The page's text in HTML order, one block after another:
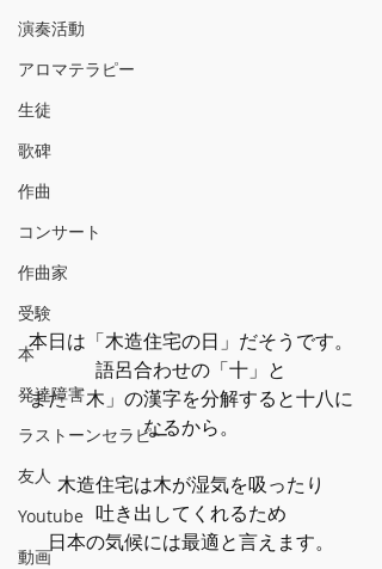
演奏活動
アロマテラピー
生徒
歌碑
作曲
コンサート
作曲家
受験
本
発達障害
ラストーンセラピー
友人
Youtube
動画
本日は「木造住宅の日」だそうです。
語呂合わせの「十」と
また「木」の漢字を分解すると十八に
なるから。
木造住宅は木が湿気を吸ったり
吐き出してくれるため
日本の気候には最適と言えます。